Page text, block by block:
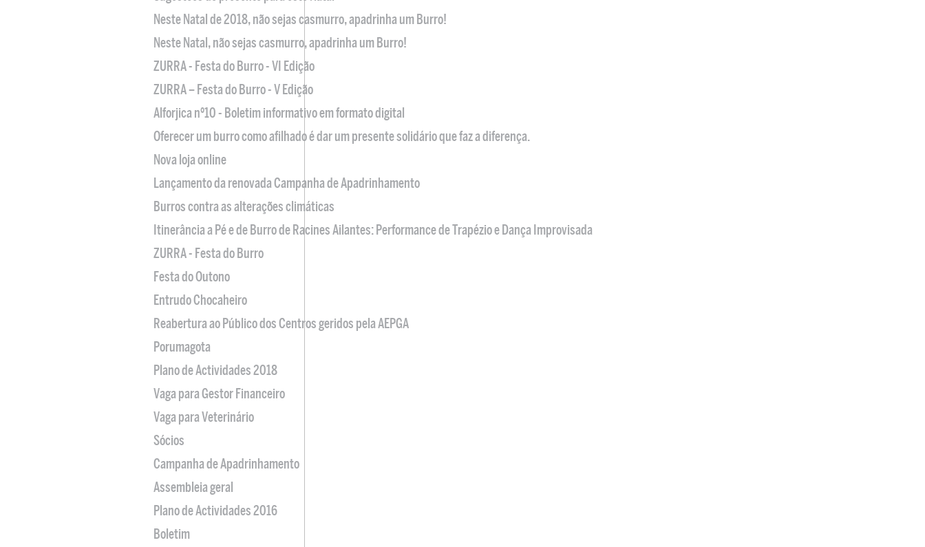
Neste Natal de 2018, não sejas casmurro, apadrinha um Burro!
Neste Natal, não sejas casmurro, apadrinha um Burro!
ZURRA - Festa do Burro - VI Edição
ZURRA – Festa do Burro - V Edição
Alforjica nº10 - Boletim informativo em formato digital
Oferecer um burro como afilhado é dar um presente solidário que faz a diferença.
Nova loja online
Lançamento da renovada Campanha de Apadrinhamento
Burros contra as alterações climáticas
Itinerância a Pé e de Burro de Racines Ailantes: Performance de Trapézio e Dança Improvisada
ZURRA - Festa do Burro
Festa do Outono
Entrudo Chocaheiro
Reabertura ao Público dos Centros geridos pela AEPGA
Porumagota
Plano de Actividades 2018
Vaga para Gestor Financeiro
Vaga para Veterinário
Sócios
Campanha de Apadrinhamento
Assembleia geral
Plano de Actividades 2016
Boletim